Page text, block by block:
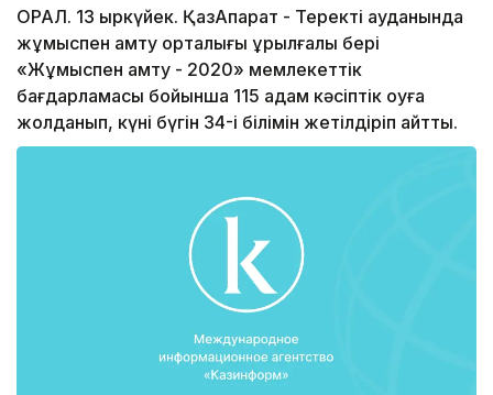
ОРАЛ. 13 қыркүйек. ҚазАқпарат - Теректі ауданында
жұмыспен қамту орталығы құрылғалы бері
«Жұмыспен қамту - 2020» мемлекеттік
бағдарламасы бойынша 115 адам кәсіптік оқуға
жолданып, күні бүгін 34-і білімін жетілдіріп қайтты.